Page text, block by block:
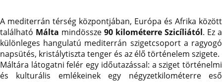
A mediterrán térség központjában, Európa és Afrika között
található Málta mindössze 90 kilométerre Szicíliától. Ez a
különleges hangulatú mediterrán szigetcsoport a ragyogó
napsütés, kristálytiszta tenger és az élő történelem szigete.
Máltára látogatni felér egy időutazással: a sziget történelmi
és kulturális emlékeinek egy négyzetkilométerre eső